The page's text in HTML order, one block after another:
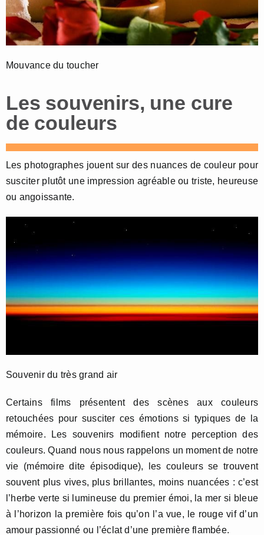
Mouvance du toucher
Les souvenirs, une cure
de couleurs
Les photographes jouent sur des nuances de couleur pour
susciter plutôt une impression agréable ou triste, heureuse
ou angoissante.
Souvenir du très grand air
Certains films présentent des scènes aux couleurs
retouchées pour susciter ces émotions si typiques de la
mémoire. Les souvenirs modifient notre perception des
couleurs. Quand nous nous rappelons un moment de notre
vie (mémoire dite épisodique), les couleurs se trouvent
souvent plus vives, plus brillantes, moins nuancées : c’est
l’herbe verte si lumineuse du premier émoi, la mer si bleue
à l’horizon la première fois qu’on l’a vue, le rouge vif d’un
amour passionné ou l’éclat d’une première flambée.